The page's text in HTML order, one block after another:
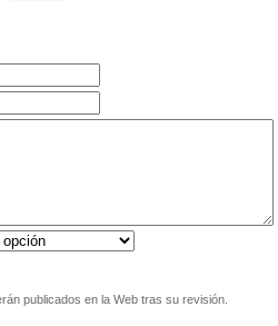
publicados en la Web tras su revisión.